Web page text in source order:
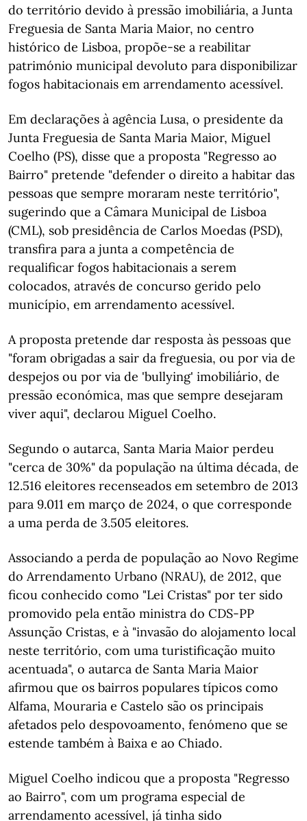
do território devido à pressão imobiliária, a Junta
Freguesia de Santa Maria Maior, no centro
histórico de Lisboa, propõe-se a reabilitar
património municipal devoluto para disponibilizar
fogos habitacionais em arrendamento acessível.
Em declarações à agência Lusa, o presidente da
Junta Freguesia de Santa Maria Maior, Miguel
Coelho (PS), disse que a proposta "Regresso ao
Bairro" pretende "defender o direito a habitar das
pessoas que sempre moraram neste território",
sugerindo que a Câmara Municipal de Lisboa
(CML), sob presidência de Carlos Moedas (PSD),
transfira para a junta a competência de
requalificar fogos habitacionais a serem
colocados, através de concurso gerido pelo
município, em arrendamento acessível.
A proposta pretende dar resposta às pessoas que
"foram obrigadas a sair da freguesia, ou por via de
despejos ou por via de 'bullying' imobiliário, de
pressão económica, mas que sempre desejaram
viver aqui", declarou Miguel Coelho.
Segundo o autarca, Santa Maria Maior perdeu
"cerca de 30%" da população na última década, de
12.516 eleitores recenseados em setembro de 2013
para 9.011 em março de 2024, o que corresponde
a uma perda de 3.505 eleitores.
Associando a perda de população ao Novo Regime
do Arrendamento Urbano (NRAU), de 2012, que
ficou conhecido como "Lei Cristas" por ter sido
promovido pela então ministra do CDS-PP
Assunção Cristas, e à "invasão do alojamento local
neste território, com uma turistificação muito
acentuada", o autarca de Santa Maria Maior
afirmou que os bairros populares típicos como
Alfama, Mouraria e Castelo são os principais
afetados pelo despovoamento, fenómeno que se
estende também à Baixa e ao Chiado.
Miguel Coelho indicou que a proposta "Regresso
ao Bairro", com um programa especial de
arrendamento acessível, já tinha sido